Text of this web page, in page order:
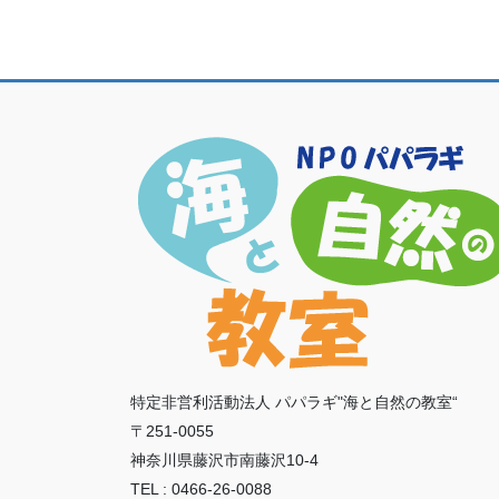
特定非営利活動法人 パパラギ"海と自然の教室“
〒251-0055
神奈川県藤沢市南藤沢10-4
TEL : 0466-26-0088